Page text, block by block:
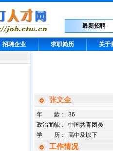
最新招聘
招聘企业 求职简历
关于
张文金
年 龄：
36
政治面貌：
中国共青团员
学 历：
高中及以下
工作情况